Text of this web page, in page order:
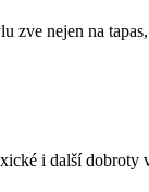
zve nejen na
i další